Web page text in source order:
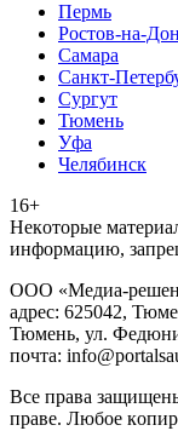
Пермь
Ростов-на-
Самара
Санкт-
Сургут
Тюмень
Уфа
Челябинск
16+
Heкoтopыe
инфopмaцию,
ООО «Медиа-
адрес: 625042,
Тюмень, ул.
почта:
Вce прaвa
прaве. Любoe